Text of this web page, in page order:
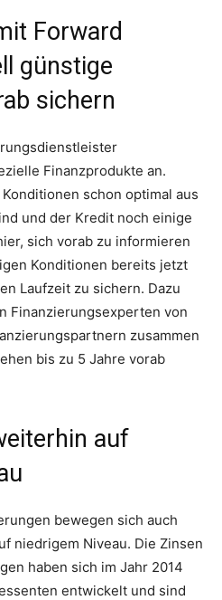
Forward
günstige
sichern
Finanzprodukte an.
schon optimal aus
und der Kredit noch einige
sich vorab zu informieren
Konditionen bereits jetzt
Laufzeit zu sichern. Dazu
Finanzierungsexperten von
zusammen
bis zu 5 Jahre vorab
auf
bewegen sich auch
niedrigem Niveau. Die Zinsen
haben sich im Jahr 2014
entwickelt und sind